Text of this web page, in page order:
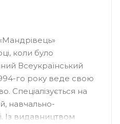
коли було
Всеукраїнський
го року веде свою
Спеціалізується на
навчально-
Із видавництвом